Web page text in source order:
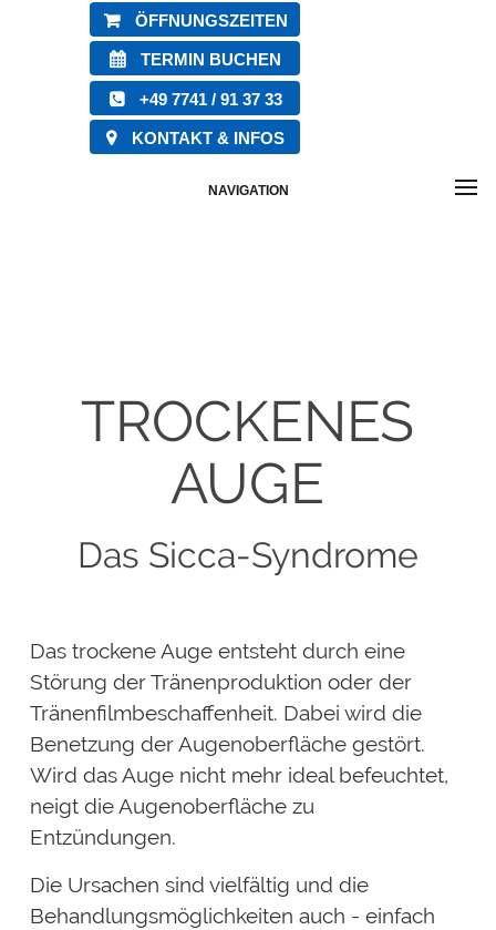
ÖFFNUNGSZEITEN
TERMIN BUCHEN
+49 7741 / 91 37 33
KONTAKT & INFOS
NAVIGATION
TROCKENES
AUGE
Das Sicca-Syndrome
Das trockene Auge entsteht durch eine
Störung der Tränenproduktion oder der
Tränenfilmbeschaffenheit. Dabei wird die
Benetzung der Augenoberfläche gestört.
Wird das Auge nicht mehr ideal befeuchtet,
neigt die Augenoberfläche zu
Entzündungen.
Die Ursachen sind vielfältig und die
Behandlungsmöglichkeiten auch - einfach